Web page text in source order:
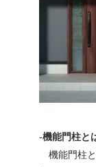
-機能門柱と
機能門柱と